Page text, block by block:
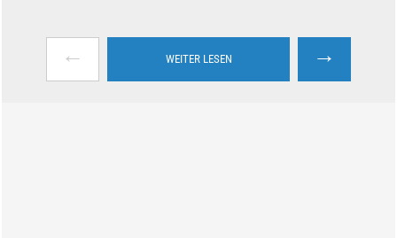
← WEITER LESEN →